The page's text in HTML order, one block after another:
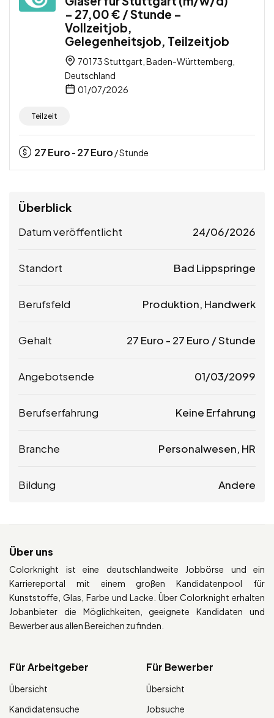
– 27,00 € / Stunde –
Vollzeitjob,
Gelegenheitsjob, Teilzeitjob
70173 Stuttgart, Baden-Württemberg,
Deutschland
01/07/2026
Teilzeit
27Euro - 27Euro / Stunde
Überblick
Datum veröffentlicht 24/06/2026
Standort Bad Lippspringe
Berufsfeld Produktion, Handwerk
Gehalt 27 Euro - 27 Euro / Stunde
Angebotsende 01/03/2099
Berufserfahrung Keine Erfahrung
Branche Personalwesen, HR
Bildung Andere
Über uns
Colorknight ist eine deutschlandweite Jobbörse und ein
Karriereportal mit einem großen Kandidatenpool für
Kunststoffe, Glas, Farbe und Lacke. Über Colorknight erhalten
Jobanbieter die Möglichkeiten, geeignete Kandidaten und
Bewerber aus allen Bereichen zu finden.
Für Arbeitgeber
Übersicht
Kandidatensuche
Für Bewerber
Übersicht
Jobsuche